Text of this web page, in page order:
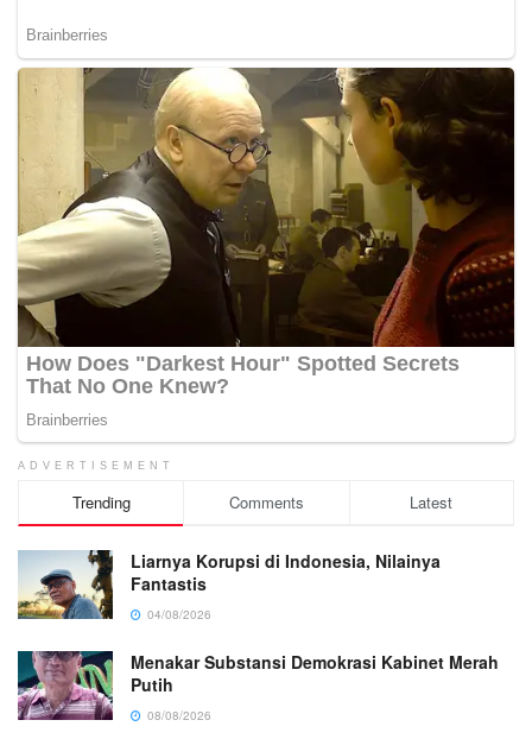
ADVERTISEMENT
Trending Comments Latest
Liarnya Korupsi di Indonesia, Nilainya
Fantastis
04/08/2026
Menakar Substansi Demokrasi Kabinet Merah
Putih
08/08/2026